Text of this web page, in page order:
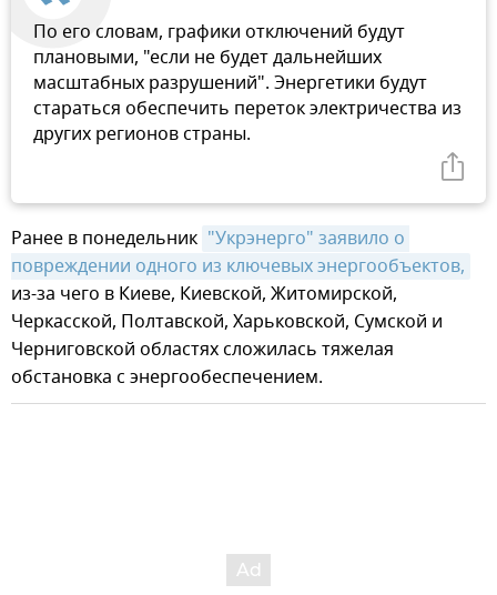
По его словам, графики отключений будут
плановыми, "если не будет дальнейших
масштабных разрушений". Энергетики будут
стараться обеспечить переток электричества из
других регионов страны.
Ранее в понедельник "Укрэнерго" заявило о
повреждении одного из ключевых энергообъектов,
из-за чего в Киеве, Киевской, Житомирской,
Черкасской, Полтавской, Харьковской, Сумской и
Черниговской областях сложилась тяжелая
обстановка с энергообеспечением.